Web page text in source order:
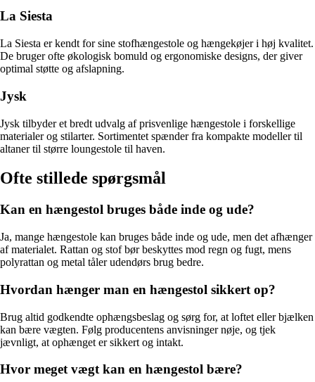
La Siesta
La Siesta er kendt for sine stofhængestole og hængekøjer i høj kvalitet.
De bruger ofte økologisk bomuld og ergonomiske designs, der giver
optimal støtte og afslapning.
Jysk
Jysk tilbyder et bredt udvalg af prisvenlige hængestole i forskellige
materialer og stilarter. Sortimentet spænder fra kompakte modeller til
altaner til større loungestole til haven.
Ofte stillede spørgsmål
Kan en hængestol bruges både inde og ude?
Ja, mange hængestole kan bruges både inde og ude, men det afhænger
af materialet. Rattan og stof bør beskyttes mod regn og fugt, mens
polyrattan og metal tåler udendørs brug bedre.
Hvordan hænger man en hængestol sikkert op?
Brug altid godkendte ophængsbeslag og sørg for, at loftet eller bjælken
kan bære vægten. Følg producentens anvisninger nøje, og tjek
jævnligt, at ophænget er sikkert og intakt.
Hvor meget vægt kan en hængestol bære?